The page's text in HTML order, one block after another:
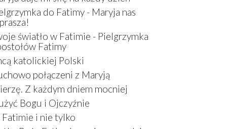
wokół betonowe bryły, z których
nawet zostały poświęcone jako miejsca
kultu. Tylko co wspólnego z żywą,
wiarą mogą mieć płaskie, szare
albo kaplice, w których Tabernakulum
bardziej skrzynkę na narzędzia? Albo
o ustawionym tuż przy nowej
wielkim krzyżu, na którym zamiast
umieszczono dziwaczną postać jakby
ze starożytnych hieroglifów? W
kontekście naszych czasów to raczej
do Fatimy - Maryja nas
światło w Fatimie - Pielgrzymka
Fatimy
katolickiej Polski
połączeni z Maryją
Z każdym dniem mocniej
Bogu i Ojczyźnie
i nie tylko